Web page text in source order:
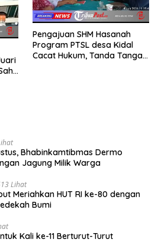
Pengajuan SHM Hasanah
Program PTSL desa Kidal
Cacat Hukum, Tanda Tangan
Bhabinkamtibmas Dermo
Jagung Milik Warga
Lihat
Meriahkan HUT RI ke-80 dengan
Bumi
Kali ke-11 Berturut-Turut